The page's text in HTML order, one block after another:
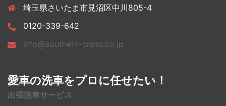
埼玉県さいたま市見沼区中川805-4
0120-339-642
info@southern-cross.co.jp
愛車の洗車をプロに任せたい！
出張洗車サービス